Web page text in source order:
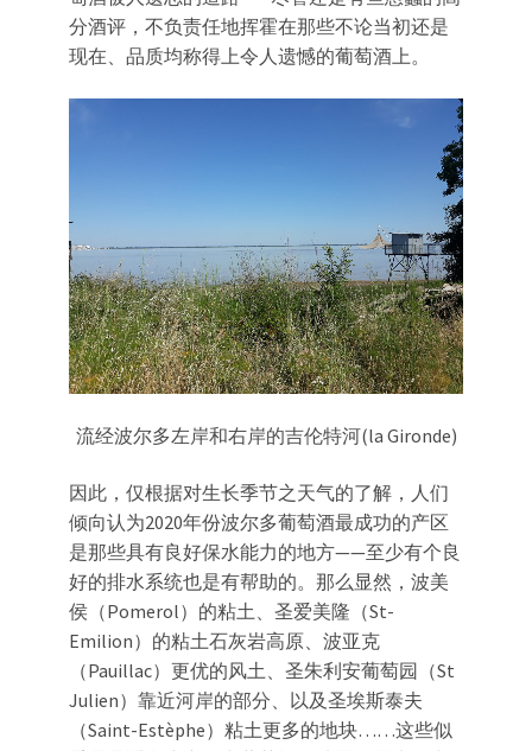
分酒评，不负责任地挥霍在那些不论当初还是
现在、品质均称得上令人遗憾的葡萄酒上。
流经波尔多左岸和右岸的吉伦特河(la Gironde)
因此，仅根据对生长季节之天气的了解，人们
倾向认为2020年份波尔多葡萄酒最成功的产区
是那些具有良好保水能力的地方——至少有个良
好的排水系统也是有帮助的。那么显然，波美
侯（Pomerol）的粘土、圣爱美隆（St-
Emilion）的粘土石灰岩高原、波亚克
（Pauillac）更优的风土、圣朱利安葡萄园（St
Julien）靠近河岸的部分、以及圣埃斯泰夫
（Saint-Estèphe）粘土更多的地块……这些似